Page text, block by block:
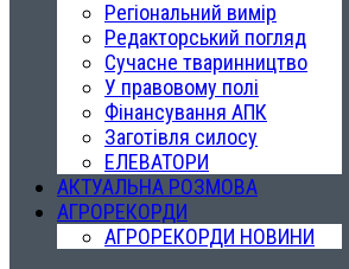
Регіональний вимір
Редакторський погляд
Сучасне тваринництво
У правовому полі
Фінансування АПК
Заготівля силосу
ЕЛЕВАТОРИ
АКТУАЛЬНА РОЗМОВА
АГРОРЕКОРДИ
АГРОРЕКОРДИ НОВИНИ